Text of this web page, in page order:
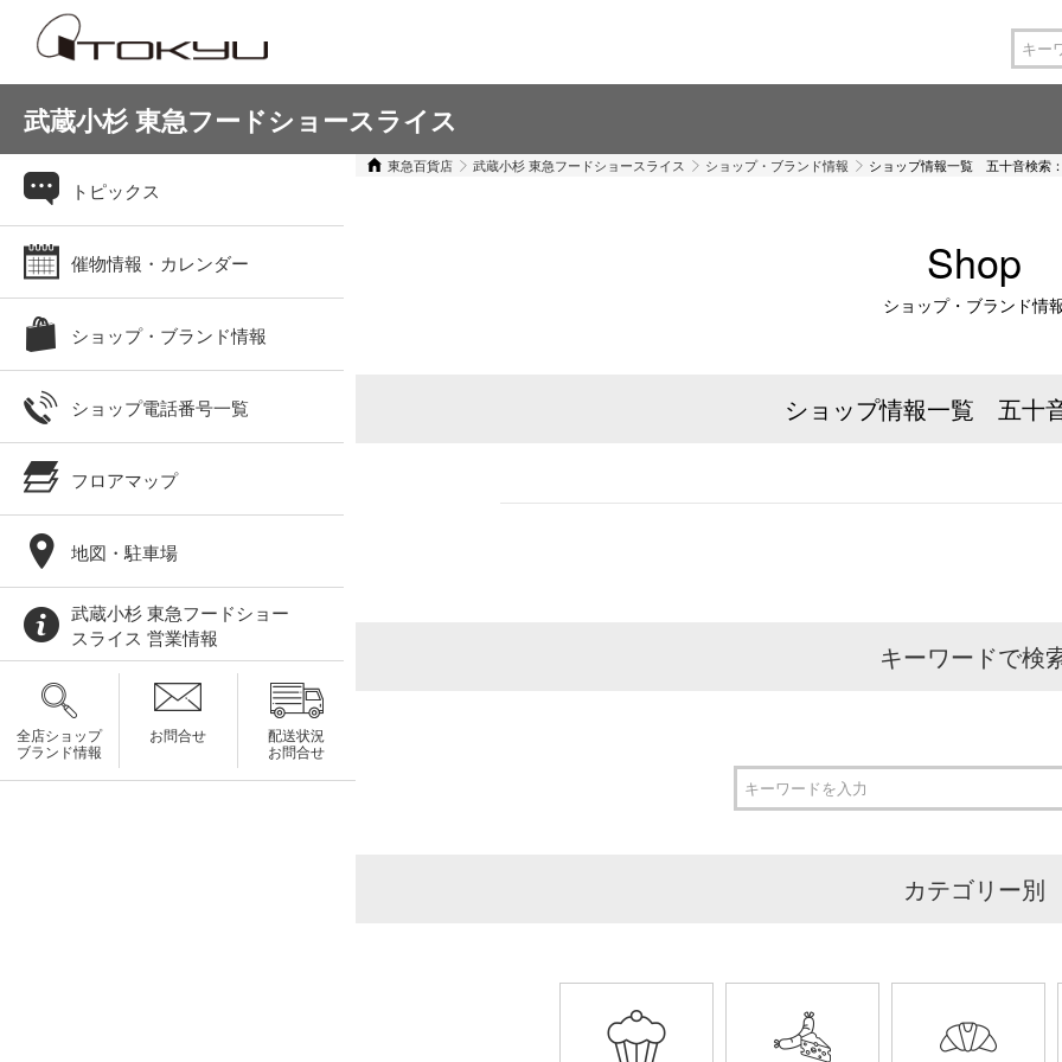
武蔵小杉 東急フードショースライス
東急百貨店 武蔵小杉 東急フードショースライス ショップ・ブランド情報 ショップ情報一覧 五十音検索
Shop
ショップ・ブランド情
ショップ情報一覧 五十
キーワードで検
カテゴリー別
トピックス
催物情報・カレンダー
ショップ・ブランド情報
ショップ電話番号一覧
フロアマップ
地図・駐車場
武蔵小杉 東急フードショー
スライス 営業情報
全店ショップ
ブランド情報
お問合せ
配送状況
お問合せ